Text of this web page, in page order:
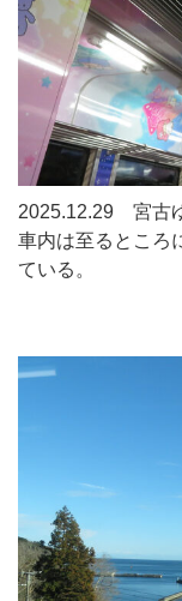
2025.12.29 宮古
車内は至るところ
ている。